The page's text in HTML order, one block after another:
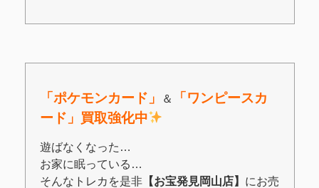
「ポケモンカード」 ＆ 「ワンピースカ
ード」買取強化中
遊ばなくなった…
お家に眠っている…
そんなトレカを是非【お宝発見岡山店】 にお売